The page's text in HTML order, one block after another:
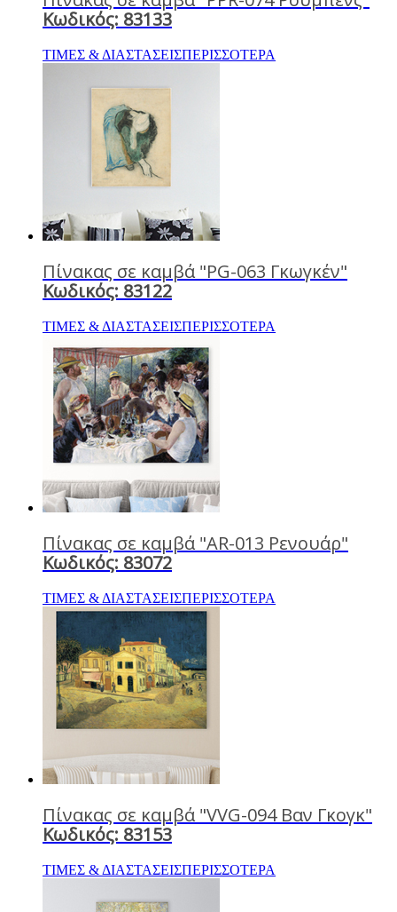
Κωδικός: 83133
ΤΙΜΕΣ & ΔΙΑΣΤΑΣΕΙΣΠΕΡΙΣΣΟΤΕΡΑ
Πίνακας σε καμβά "PG-063 Γκωγκέν"
Κωδικός: 83122
ΤΙΜΕΣ & ΔΙΑΣΤΑΣΕΙΣΠΕΡΙΣΣΟΤΕΡΑ
Πίνακας σε καμβά "AR-013 Ρενουάρ"
Κωδικός: 83072
ΤΙΜΕΣ & ΔΙΑΣΤΑΣΕΙΣΠΕΡΙΣΣΟΤΕΡΑ
Πίνακας σε καμβά "VVG-094 Βαν Γκογκ"
Κωδικός: 83153
ΤΙΜΕΣ & ΔΙΑΣΤΑΣΕΙΣΠΕΡΙΣΣΟΤΕΡΑ